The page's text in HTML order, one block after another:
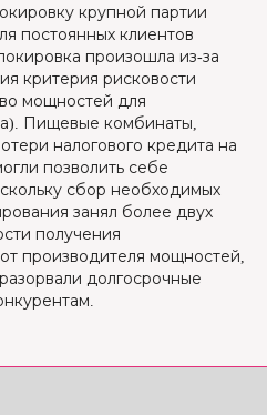
крупной партии
постоянных клиентов
произошла из-за
критерия рисковости
мощностей для
Пищевые комбинаты,
налогового кредита на
позволить себе
сбор необходимых
занял более двух
получения
производителя мощностей,
долгосрочные